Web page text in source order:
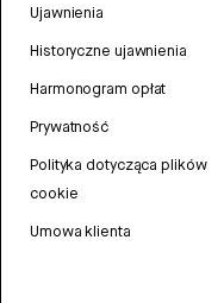
Ujawnienia
Historyczne ujawnienia
Harmonogram opłat
Prywatność
Polityka dotycząca plików
cookie
Umowa klienta